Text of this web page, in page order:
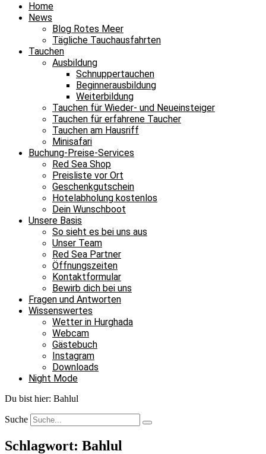
Home
News
Blog Rotes Meer
Tägliche Tauchausfahrten
Tauchen
Ausbildung
Schnuppertauchen
Beginnerausbildung
Weiterbildung
Tauchen für Wieder- und Neueinsteiger
Tauchen für erfahrene Taucher
Tauchen am Hausriff
Minisafari
Buchung-Preise-Services
Red Sea Shop
Preisliste vor Ort
Geschenkgutschein
Hotelabholung kostenlos
Dein Wunschboot
Unsere Basis
So sieht es bei uns aus
Unser Team
Red Sea Partner
Öffnungszeiten
Kontaktformular
Bewirb dich bei uns
Fragen und Antworten
Wissenswertes
Wetter in Hurghada
Webcam
Gästebuch
Instagram
Downloads
Night Mode
Du bist hier: Bahlul
Suche
Schlagwort: Bahlul